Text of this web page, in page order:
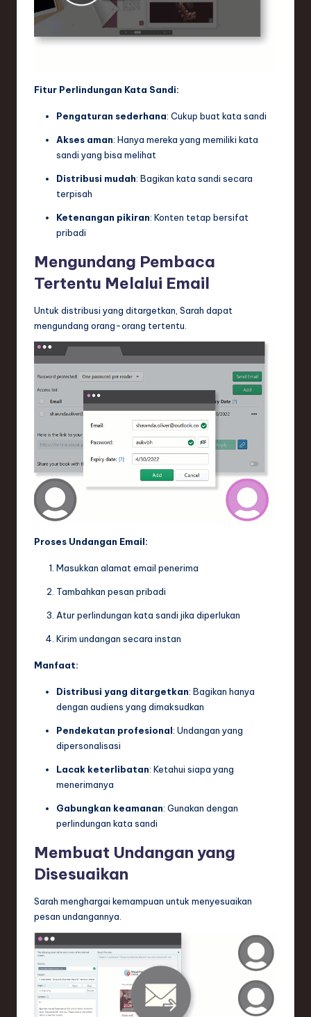
Fitur Perlindungan Kata Sandi:
Pengaturan sederhana: Cukup buat kata sandi
Akses aman: Hanya mereka yang memiliki kata
sandi yang bisa melihat
Distribusi mudah: Bagikan kata sandi secara
terpisah
Ketenangan pikiran: Konten tetap bersifat
pribadi
Mengundang Pembaca
Tertentu Melalui Email
Untuk distribusi yang ditargetkan, Sarah dapat
mengundang orang-orang tertentu.
Proses Undangan Email:
Masukkan alamat email penerima
Tambahkan pesan pribadi
Atur perlindungan kata sandi jika diperlukan
Kirim undangan secara instan
Manfaat:
Distribusi yang ditargetkan: Bagikan hanya
dengan audiens yang dimaksudkan
Pendekatan profesional: Undangan yang
dipersonalisasi
Lacak keterlibatan: Ketahui siapa yang
menerimanya
Gabungkan keamanan: Gunakan dengan
perlindungan kata sandi
Membuat Undangan yang
Disesuaikan
Sarah menghargai kemampuan untuk menyesuaikan
pesan undangannya.